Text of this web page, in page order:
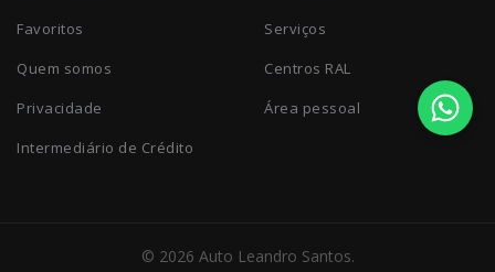
Favoritos
Quem somos
Privacidade
Intermediário de Crédito
Serviços
Centros RAL
Área pessoal
© 2026 Auto Leandro Santos.